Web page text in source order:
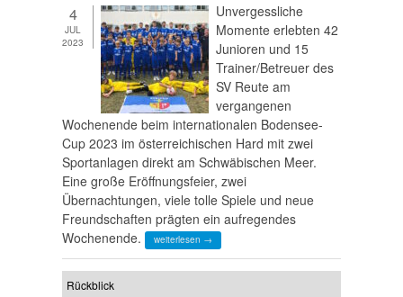
4
JUL
2023
Unvergessliche
Momente erlebten 42
Junioren und 15
Trainer/Betreuer des
SV Reute am
vergangenen
Wochenende beim internationalen Bodensee-
Cup 2023 im österreichischen Hard mit zwei
Sportanlagen direkt am Schwäbischen Meer.
Eine große Eröffnungsfeier, zwei
Übernachtungen, viele tolle Spiele und neue
Freundschaften prägten ein aufregendes
Wochenende.
weiterlesen →
Rückblick